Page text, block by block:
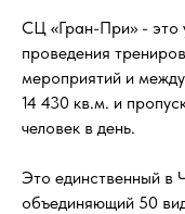
СЦ «Гран-При» - это
проведения
мероприятий и
14 430 кв.м. и
человек в день.
Это единственный в
объединяющий 50